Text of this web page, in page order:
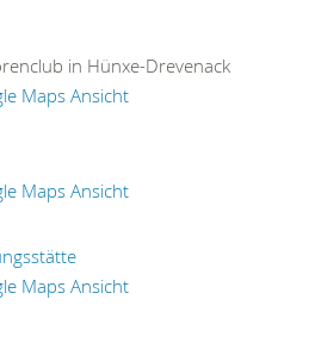
in Hünxe-Drevenack
Maps Ansicht
Maps Ansicht
Maps Ansicht